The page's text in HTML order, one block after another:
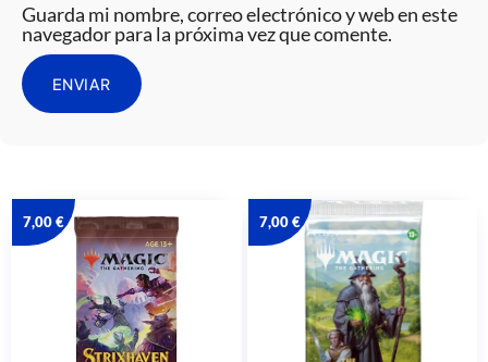
Guarda mi nombre, correo electrónico y web en este
navegador para la próxima vez que comente.
7,00€ 7,00€